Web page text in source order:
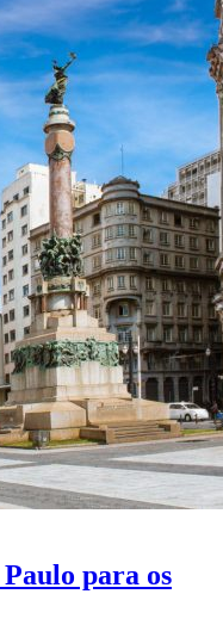
para os